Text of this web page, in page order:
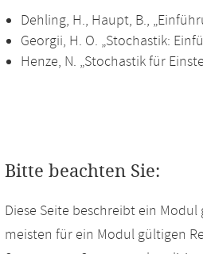
Dehling, H., Haupt, B.,
Georgii, H. O. „Stochastik:
Henze, N. „Stochastik für
Bitte beachten Sie:
Diese Seite beschreibt ein
meisten für ein Modul gültigen